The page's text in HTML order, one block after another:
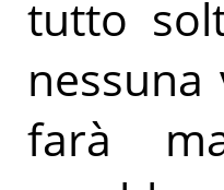
tutto
farà